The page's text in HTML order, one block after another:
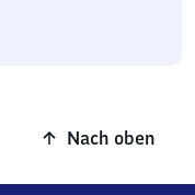
Nach oben